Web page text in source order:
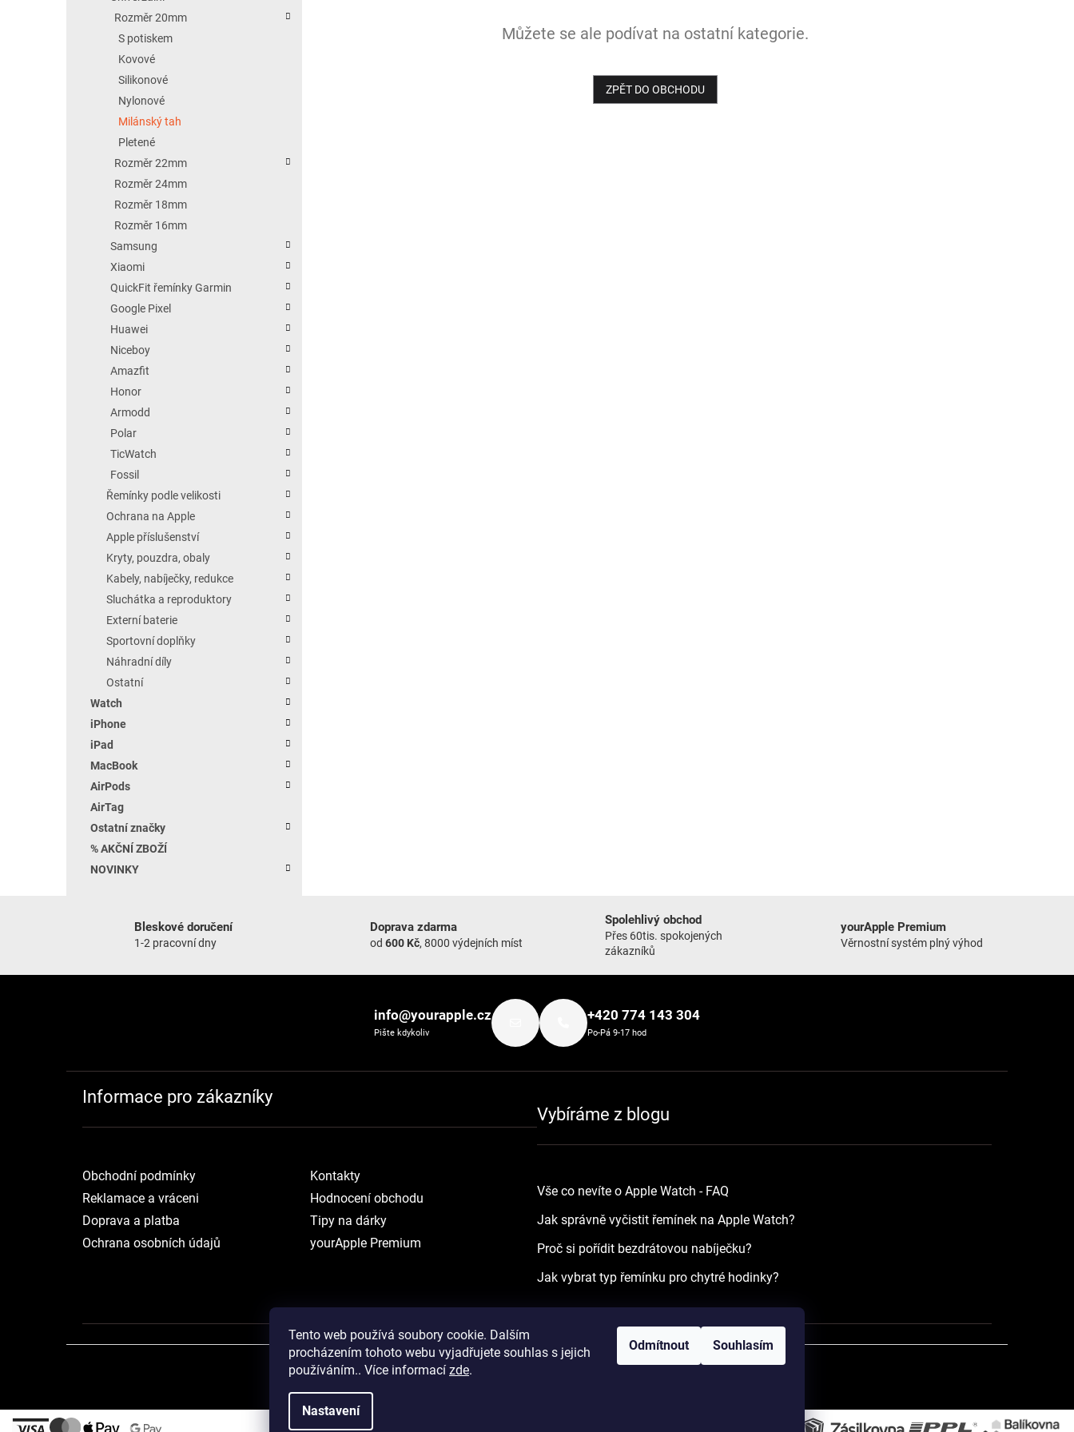
Tento web používá soubory cookie. Dalším
procházením tohoto webu vyjadřujete souhlas s jejich
používáním.. Více informací zde.
Nastavení
Odmítnout Souhlasím
Rozměr 20mm
S potiskem
Kovové
Silikonové
Nylonové
Milánský tah
Pletené
Rozměr 22mm
Rozměr 24mm
Rozměr 18mm
Rozměr 16mm
Samsung
Xiaomi
QuickFit řemínky Garmin
Google Pixel
Huawei
Niceboy
Amazfit
Honor
Armodd
Polar
TicWatch
Fossil
Řemínky podle velikosti
Ochrana na Apple
Apple příslušenství
Kryty, pouzdra, obaly
Kabely, nabíječky, redukce
Sluchátka a reproduktory
Externí baterie
Sportovní doplňky
Náhradní díly
Ostatní
Watch
iPhone
iPad
MacBook
AirPods
AirTag
Ostatní značky
% AKČNÍ ZBOŽÍ
NOVINKY
Můžete se ale podívat na ostatní kategorie.
ZPĚT DO OBCHODU
Bleskové doručení
1-2 pracovní dny
Doprava zdarma
od 600 Kč, 8000 výdejních míst
Spolehlivý obchod
Přes 60tis. spokojených
zákazníků
yourApple Premium
Věrnostní systém plný výhod
info@yourapple.cz
Pište kdykoliv
+420 774 143 304
Po-Pá 9-17 hod
Informace pro zákazníky
Obchodní podmínky
Reklamace a vráceni
Doprava a platba
Ochrana osobních údajů
Kontakty
Hodnocení obchodu
Tipy na dárky
yourApple Premium
Vybíráme z blogu
Vše co nevíte o Apple Watch - FAQ
Jak správně vyčistit řemínek na Apple Watch?
Proč si pořídit bezdrátovou nabíječku?
Jak vybrat typ řemínku pro chytré hodinky?
Vytvořil ShoptetCopyright 2026